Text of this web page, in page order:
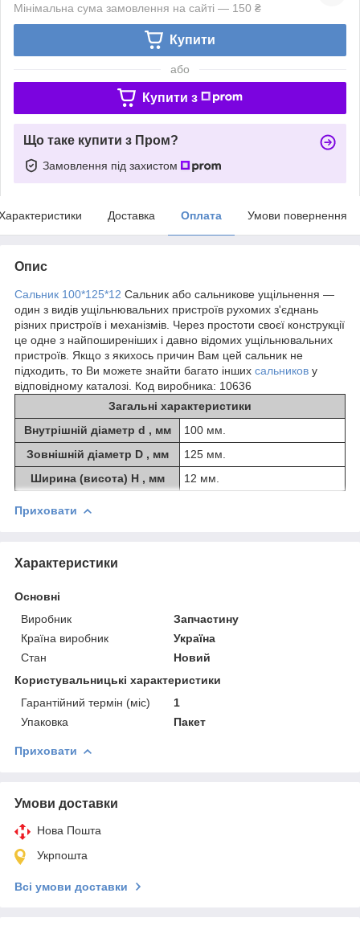
Мінімальна сума замовлення на сайті — 150 ₴
Купити
або
Купити з
Що таке купити з Пром?
Замовлення під захистом
Доставка Оплата Умови повернення
Опис
Сальник 100*125*12 Сальник або сальникове ущільнення —
один з видів ущільнювальних пристроїв рухомих з'єднань
різних пристроїв і механізмів. Через простоти своєї конструкції
це одне з найпоширеніших і давно відомих ущільнювальних
пристроїв. Якщо з якихось причин Вам цей сальник не
підходить, то Ви можете знайти багато інших сальников у
відповідному каталозі. Код виробника: 10636
Загальні характеристики
Внутрішній діаметр d , мм
100 мм.
Зовнішній діаметр D , мм
125 мм.
Ширина (висота) H , мм
12 мм.
Приховати
Характеристики
Основні
Виробник
Запчастину
Країна виробник
Україна
Стан
Новий
Користувальницькі характеристики
Гарантійний термін (міс)
1
Упаковка
Пакет
Приховати
Умови доставки
Нова Пошта
Укрпошта
Всі умови доставки